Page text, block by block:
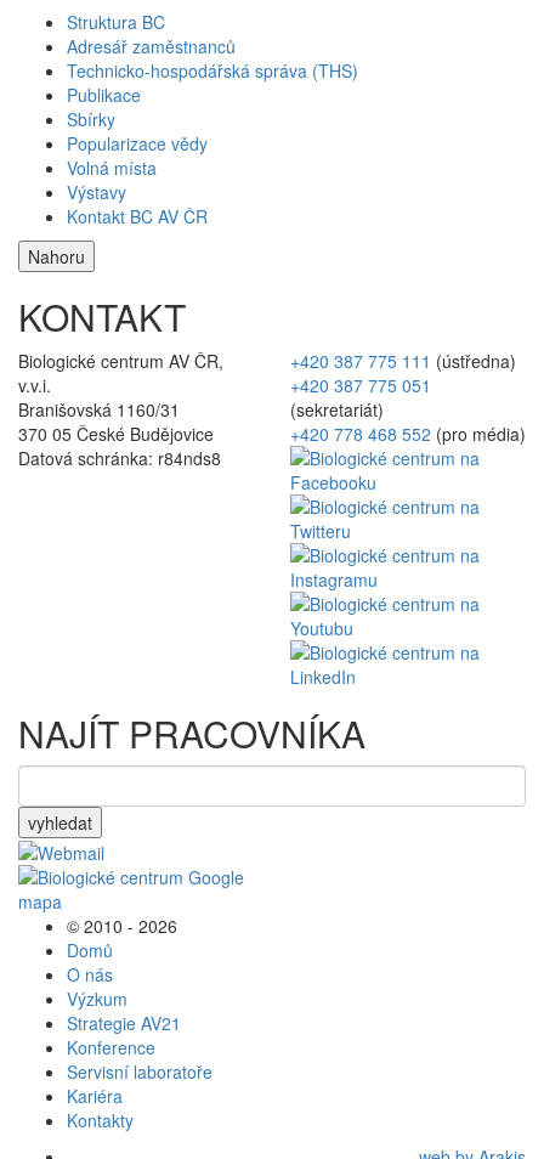
Struktura BC
Adresář zaměstnanců
Technicko-hospodářská správa (THS)
Publikace
Sbírky
Popularizace vědy
Volná místa
Výstavy
Kontakt BC AV ČR
Nahoru
KONTAKT
Biologické centrum AV ČR,
v.v.i.
Branišovská 1160/31
370 05 České Budějovice
Datová schránka: r84nds8
+420 387 775 111 (ústředna)
+420 387 775 051
(sekretariát)
+420 778 468 552 (pro média)
NAJÍT PRACOVNÍKA
vyhledat
© 2010 - 2026
Domů
O nás
Výzkum
Strategie AV21
Konference
Servisní laboratoře
Kariéra
Kontakty